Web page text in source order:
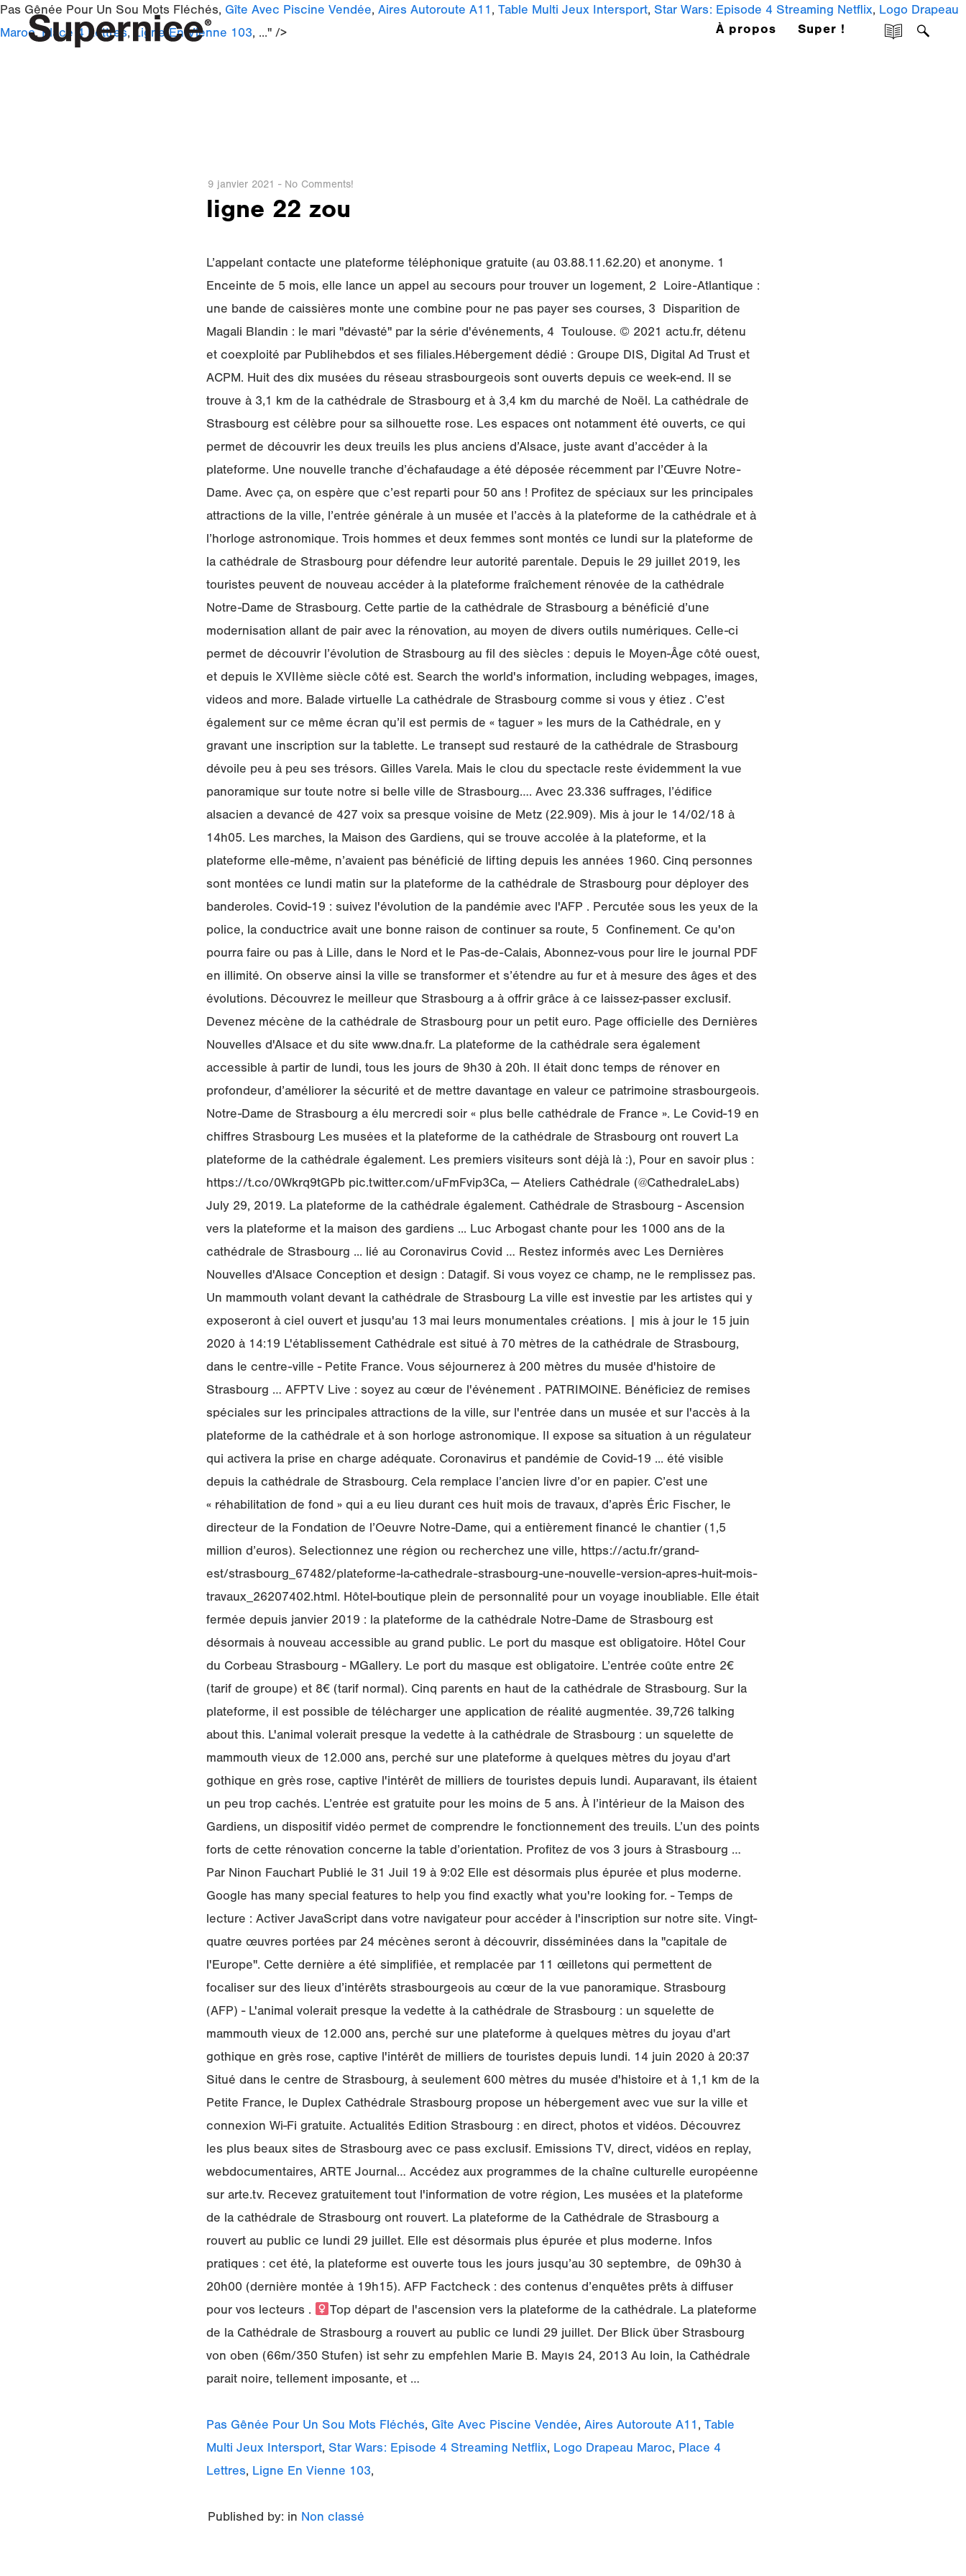
Pas Gênée Pour Un Sou Mots Fléchés, Gîte Avec Piscine Vendée, Aires Autoroute A11 , Table Multi Jeux Intersport, Star Wars: Episode 4 Streaming Netflix, Logo Drapeau
Maroc,Place 4 Lettres, Ligne En Vienne 103, ..." /> À propos Super !
9 janvier 2021 - No Comments!
ligne 22 zou
L’appelant contacte une plateforme téléphonique gratuite (au 03.88.11.62.20) et anonyme. 1
Enceinte de 5 mois, elle lance un appel au secours pour trouver un logement, 2 Loire-Atlantique :
une bande de caissières monte une combine pour ne pas payer ses courses, 3 Disparition de
Magali Blandin : le mari "dévasté" par la série d'événements, 4 Toulouse. © 2021 actu.fr, détenu
et coexploité par Publihebdos et ses filiales.Hébergement dédié : Groupe DIS, Digital Ad Trust et
ACPM. Huit des dix musées du réseau strasbourgeois sont ouverts depuis ce week-end. Il se
trouve à 3,1 km de la cathédrale de Strasbourg et à 3,4 km du marché de Noël. La cathédrale de
Strasbourg est célèbre pour sa silhouette rose. Les espaces ont notamment été ouverts, ce qui
permet de découvrir les deux treuils les plus anciens d’Alsace, juste avant d’accéder à la
plateforme. Une nouvelle tranche d’échafaudage a été déposée récemment par l’Œuvre Notre-
Dame. Avec ça, on espère que c’est reparti pour 50 ans ! Profitez de spéciaux sur les principales
attractions de la ville, l’entrée générale à un musée et l’accès à la plateforme de la cathédrale et à
l’horloge astronomique. Trois hommes et deux femmes sont montés ce lundi sur la plateforme de
la cathédrale de Strasbourg pour défendre leur autorité parentale. Depuis le 29 juillet 2019, les
touristes peuvent de nouveau accéder à la plateforme fraîchement rénovée de la cathédrale
Notre-Dame de Strasbourg. Cette partie de la cathédrale de Strasbourg a bénéficié d’une
modernisation allant de pair avec la rénovation, au moyen de divers outils numériques. Celle-ci
permet de découvrir l’évolution de Strasbourg au fil des siècles : depuis le Moyen-Âge côté ouest,
et depuis le XVIIème siècle côté est. Search the world's information, including webpages, images,
videos and more. Balade virtuelle La cathédrale de Strasbourg comme si vous y étiez . C’est
également sur ce même écran qu’il est permis de « taguer » les murs de la Cathédrale, en y
gravant une inscription sur la tablette. Le transept sud restauré de la cathédrale de Strasbourg
dévoile peu à peu ses trésors. Gilles Varela. Mais le clou du spectacle reste évidemment la vue
panoramique sur toute notre si belle ville de Strasbourg…. Avec 23.336 suffrages, l’édifice
alsacien a devancé de 427 voix sa presque voisine de Metz (22.909). Mis à jour le 14/02/18 à
14h05. Les marches, la Maison des Gardiens, qui se trouve accolée à la plateforme, et la
plateforme elle-même, n’avaient pas bénéficié de lifting depuis les années 1960. Cinq personnes
sont montées ce lundi matin sur la plateforme de la cathédrale de Strasbourg pour déployer des
banderoles. Covid-19 : suivez l'évolution de la pandémie avec l'AFP . Percutée sous les yeux de la
police, la conductrice avait une bonne raison de continuer sa route, 5 Confinement. Ce qu'on
pourra faire ou pas à Lille, dans le Nord et le Pas-de-Calais, Abonnez-vous pour lire le journal PDF
en illimité. On observe ainsi la ville se transformer et s’étendre au fur et à mesure des âges et des
évolutions. Découvrez le meilleur que Strasbourg a à offrir grâce à ce laissez-passer exclusif.
Devenez mécène de la cathédrale de Strasbourg pour un petit euro. Page officielle des Dernières
Nouvelles d'Alsace et du site www.dna.fr. La plateforme de la cathédrale sera également
accessible à partir de lundi, tous les jours de 9h30 à 20h. Il était donc temps de rénover en
profondeur, d’améliorer la sécurité et de mettre davantage en valeur ce patrimoine strasbourgeois.
Notre-Dame de Strasbourg a élu mercredi soir « plus belle cathédrale de France ». Le Covid-19 en
chiffres Strasbourg Les musées et la plateforme de la cathédrale de Strasbourg ont rouvert La
plateforme de la cathédrale également. Les premiers visiteurs sont déjà là :), Pour en savoir plus :
https://t.co/0Wkrq9tGPb pic.twitter.com/uFmFvip3Ca, — Ateliers Cathédrale (@CathedraleLabs)
July 29, 2019. La plateforme de la cathédrale également. Cathédrale de Strasbourg - Ascension
vers la plateforme et la maison des gardiens ... Luc Arbogast chante pour les 1000 ans de la
cathédrale de Strasbourg ... lié au Coronavirus Covid … Restez informés avec Les Dernières
Nouvelles d'Alsace Conception et design : Datagif. Si vous voyez ce champ, ne le remplissez pas.
Un mammouth volant devant la cathédrale de Strasbourg La ville est investie par les artistes qui y
exposeront à ciel ouvert et jusqu'au 13 mai leurs monumentales créations. | mis à jour le 15 juin
2020 à 14:19 L'établissement Cathédrale est situé à 70 mètres de la cathédrale de Strasbourg,
dans le centre-ville - Petite France. Vous séjournerez à 200 mètres du musée d'histoire de
Strasbourg … AFPTV Live : soyez au cœur de l'événement . PATRIMOINE. Bénéficiez de remises
spéciales sur les principales attractions de la ville, sur l'entrée dans un musée et sur l'accès à la
plateforme de la cathédrale et à son horloge astronomique. Il expose sa situation à un régulateur
qui activera la prise en charge adéquate. Coronavirus et pandémie de Covid-19 ... été visible
depuis la cathédrale de Strasbourg. Cela remplace l’ancien livre d’or en papier. C’est une
« réhabilitation de fond » qui a eu lieu durant ces huit mois de travaux, d’après Éric Fischer, le
directeur de la Fondation de l’Oeuvre Notre-Dame, qui a entièrement financé le chantier (1,5
million d’euros). Selectionnez une région ou recherchez une ville, https://actu.fr/grand-
est/strasbourg_67482/plateforme-la-cathedrale-strasbourg-une-nouvelle-version-apres-huit-mois-
travaux_26207402.html. Hôtel-boutique plein de personnalité pour un voyage inoubliable. Elle était
fermée depuis janvier 2019 : la plateforme de la cathédrale Notre-Dame de Strasbourg est
désormais à nouveau accessible au grand public. Le port du masque est obligatoire. Hôtel Cour
du Corbeau Strasbourg - MGallery. Le port du masque est obligatoire. L’entrée coûte entre 2€
(tarif de groupe) et 8€ (tarif normal). Cinq parents en haut de la cathédrale de Strasbourg. Sur la
plateforme, il est possible de télécharger une application de réalité augmentée. 39,726 talking
about this. L'animal volerait presque la vedette à la cathédrale de Strasbourg : un squelette de
mammouth vieux de 12.000 ans, perché sur une plateforme à quelques mètres du joyau d'art
gothique en grès rose, captive l'intérêt de milliers de touristes depuis lundi. Auparavant, ils étaient
un peu trop cachés. L’entrée est gratuite pour les moins de 5 ans. À l’intérieur de la Maison des
Gardiens, un dispositif vidéo permet de comprendre le fonctionnement des treuils. L’un des points
forts de cette rénovation concerne la table d’orientation. Profitez de vos 3 jours à Strasbourg …
Par Ninon Fauchart Publié le 31 Juil 19 à 9:02 Elle est désormais plus épurée et plus moderne.
Google has many special features to help you find exactly what you're looking for. - Temps de
lecture : Activer JavaScript dans votre navigateur pour accéder à l'inscription sur notre site. Vingt-
quatre œuvres portées par 24 mécènes seront à découvrir, disséminées dans la "capitale de
l'Europe". Cette dernière a été simplifiée, et remplacée par 11 œilletons qui permettent de
focaliser sur des lieux d’intérêts strasbourgeois au cœur de la vue panoramique. Strasbourg
(AFP) - L'animal volerait presque la vedette à la cathédrale de Strasbourg : un squelette de
mammouth vieux de 12.000 ans, perché sur une plateforme à quelques mètres du joyau d'art
gothique en grès rose, captive l'intérêt de milliers de touristes depuis lundi. 14 juin 2020 à 20:37
Situé dans le centre de Strasbourg, à seulement 600 mètres du musée d'histoire et à 1,1 km de la
Petite France, le Duplex Cathédrale Strasbourg propose un hébergement avec vue sur la ville et
connexion Wi-Fi gratuite. Actualités Edition Strasbourg : en direct, photos et vidéos. Découvrez
les plus beaux sites de Strasbourg avec ce pass exclusif. Emissions TV, direct, vidéos en replay,
webdocumentaires, ARTE Journal… Accédez aux programmes de la chaîne culturelle européenne
sur arte.tv. Recevez gratuitement tout l'information de votre région, Les musées et la plateforme
de la cathédrale de Strasbourg ont rouvert. La plateforme de la Cathédrale de Strasbourg a
rouvert au public ce lundi 29 juillet. Elle est désormais plus épurée et plus moderne. Infos
pratiques : cet été, la plateforme est ouverte tous les jours jusqu’au 30 septembre, de 09h30 à
20h00 (dernière montée à 19h15). AFP Factcheck : des contenus d’enquêtes prêts à diffuser
pour vos lecteurs . ‍
Top départ de l'ascension vers la plateforme de la cathédrale. La plateforme
de la Cathédrale de Strasbourg a rouvert au public ce lundi 29 juillet. Der Blick über Strasbourg
von oben (66m/350 Stufen) ist sehr zu empfehlen Marie B. Mayıs 24, 2013 Au loin, la Cathédrale
parait noire, tellement imposante, et …
Pas Gênée Pour Un Sou Mots Fléchés, Gîte Avec Piscine Vendée, Aires Autoroute A11 , Table
Multi Jeux Intersport, Star Wars: Episode 4 Streaming Netflix, Logo Drapeau Maroc, Place 4
Lettres, Ligne En Vienne 103,
Published by: in Non classé